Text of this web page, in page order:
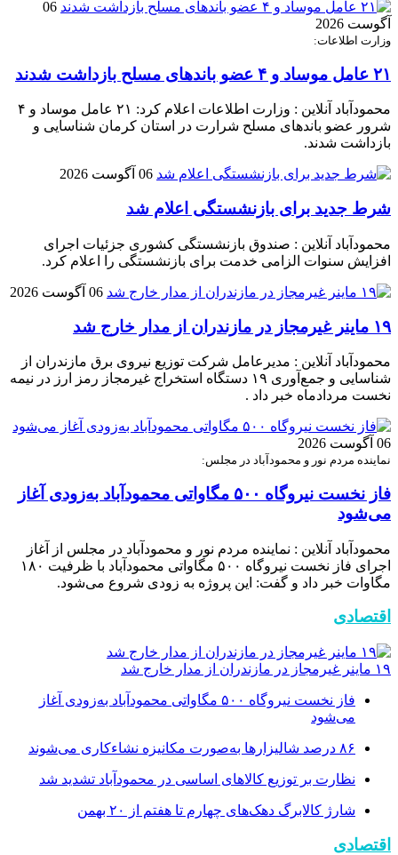
06
آگوست 2026
وزارت اطلاعات:
۲۱ عامل موساد و ۴ عضو باند‌های مسلح بازداشت شدند
محمودآباد آنلاین : وزارت اطلاعات اعلام کرد: ۲۱ عامل موساد و ۴
شرور عضو باند‌های مسلح شرارت در استان کرمان شناسایی و
بازداشت شدند.
06 آگوست 2026
شرط جدید برای بازنشستگی اعلام شد
محمودآباد آنلاین : صندوق بازنشستگی کشوری جزئیات اجرای
افزایش سنوات الزامی خدمت برای بازنشستگی را اعلام کرد.
06 آگوست 2026
۱۹ ماینر غیرمجاز در مازندران از مدار خارج شد
محمودآباد آنلاین : مدیرعامل شرکت توزیع نیروی برق مازندران از
شناسایی و جمع‌آوری ۱۹ دستگاه استخراج غیرمجاز رمز ارز در نیمه
نخست مردادماه خبر داد .
06 آگوست 2026
نماینده مردم نور و محمودآباد در مجلس:
فاز نخست نیروگاه ۵۰۰ مگاواتی محمودآباد به‌زودی آغاز
می‌شود
محمودآباد آنلاین : نماینده مردم نور و محمودآباد در مجلس از آغاز
اجرای فاز نخست نیروگاه ۵۰۰ مگاواتی محمودآباد با ظرفیت ۱۸۰
مگاوات خبر داد و گفت: این پروژه به زودی شروع می‌شود.
اقتصادی
۱۹ ماینر غیرمجاز در مازندران از مدار خارج شد
فاز نخست نیروگاه ۵۰۰ مگاواتی محمودآباد به‌زودی آغاز
می‌شود
۸۶ درصد شالیزارها به‌صورت مکانیزه نشاءکاری می‌شوند
نظارت بر توزیع کالا‌های اساسی در محمودآباد تشدید شد
شارژ کالابرگ دهک‌های چهارم تا هفتم از ۲۰ بهمن
اقتصادی